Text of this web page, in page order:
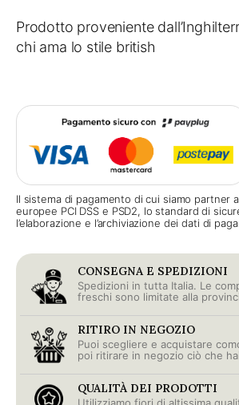
Prodotto proveniente
chi ama lo stile british
Il sistema di pagamento di cui siamo partner
europee PCI DSS e PSD2, lo standard di
l’elaborazione e l’archiviazione dei dati di
CONSEGNA E SPEDIZIONI
Spedizioni in tutta Italia. Le
freschi sono limitate alla
RITIRO IN NEGOZIO
Puoi scegliere e acquistare
poi ritirare in negozio ciò che
QUALITÀ DEI PRODOTTI